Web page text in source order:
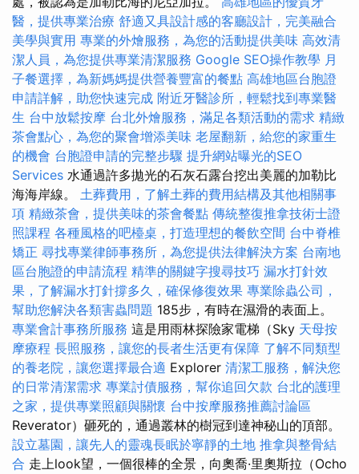
醫，提供專業治療 舒適又具設計感的客廳設計，完美融合
美學與實用 專業的外燴服務，為您的活動提供美味 高效清
潔人員，為您提供專業清潔服務 Google SEO操作教學 月
子餐選擇，為新媽媽提供營養豐富的餐點 高雄地區台胞證
申請詳解，助您快速完成 附近牙醫診所，輕鬆找到專業醫
生 台中放鬆按摩 台北外燴服務，滿足各類活動的需求 精緻
茶會點心，為您的聚會增添美味 老屋翻新，給您的家重生
的機會 台胞證申請的完整步驟 提升網站曝光的SEO
Services 水通過許多拋光的石灰石露台挖出美麗的加勒比
海海岸線。 土葬費用，了解土葬的費用結構及其他相關事
項 精緻茶會，提供美味的茶會餐點 傳統整復推拿技術士證
照課程 各種風格的吧檯桌，打造理想的餐飲空間 台中脊椎
矯正 尋找專業律師事務所，為您提供法律解決方案 台南地
區台胞證的申請流程 精準的關鍵字搜尋技巧 漏水打針效
果，了解漏水打針撐多久，確保修復效果 專業除蟲公司，
幫助您解決各類害蟲問題 185步，有時在濕滑的表面上。
專業會計事務所服務 這是用雨林探險家電梯（Sky 天母按
摩療程 長照服務，讓您的長者生活更有保障 了解不同類型
的養老院，讓您選擇最合適 Explorer 清潔工服務，解決您
的日常清潔需求 專業討債服務，幫你追回欠款 台北的護理
之家，提供專業照顧與關懷 台中按摩服務推薦討論區
Reverator）砸死的，通過叢林的樹冠到達神秘山的頂部。
設立墓園，讓先人的靈魂長眠於寧靜的土地 推拿與整骨結
合 走上look望，一個很棒的全景，向奧喬·里奧斯拉（Ocho